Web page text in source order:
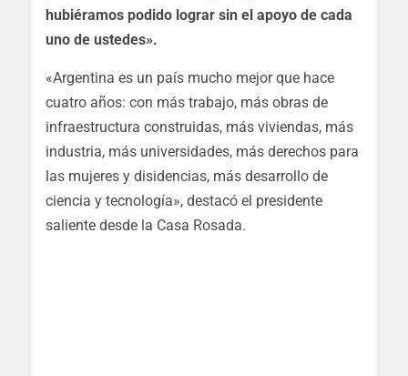
hubiéramos podido lograr sin el apoyo de cada
uno de ustedes».
«Argentina es un país mucho mejor que hace
cuatro años: con más trabajo, más obras de
infraestructura construidas, más viviendas, más
industria, más universidades, más derechos para
las mujeres y disidencias, más desarrollo de
ciencia y tecnología», destacó el presidente
saliente desde la Casa Rosada.